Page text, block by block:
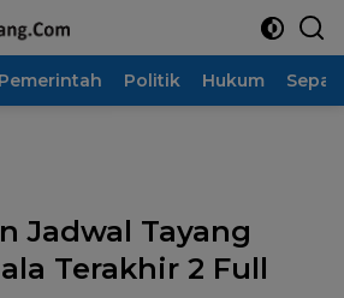
Pemerintah Politik Hukum
Jadwal Tayang
Terakhir 2 Full